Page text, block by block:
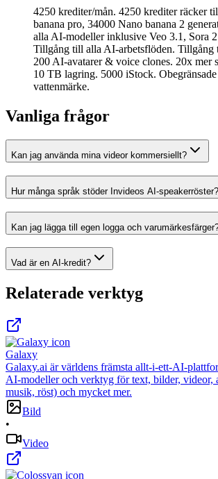
4250 krediter/mån. 4250 krediter räcker
banana pro, 34000 Nano banana 2
alla AI-modeller inklusive Veo 3.1, Sora
Tillgång till alla AI-arbetsflöden.
200 AI-avatarer & voice clones. 20x mer
10 TB lagring. 5000 iStock.
vattenmärke.
Vanliga frågor
Kan jag använda mina videor kommersiellt?
Hur många språk stöder Invideos AI-speakerröster?
Kan jag lägga till egen logga och
Vad är en AI-kredit?
Relaterade verktyg
Galaxy
Galaxy.ai är världens främsta allt-i-ett-AI-
AI-modeller och verktyg för text, bilder, videor,
musik, röst) och mycket mer.
Bild
•
Video